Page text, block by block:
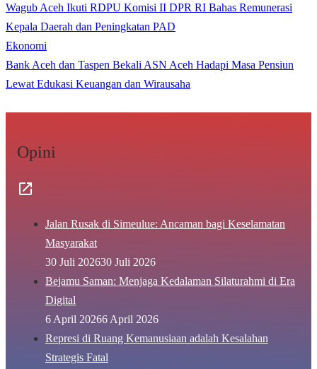
Wagub Aceh Ikuti RDPU Komisi II DPR RI Bahas Remunerasi
Kepala Daerah dan Peningkatan PAD
Ekonomi
Bank Aceh dan Taspen Bekali ASN Aceh Hadapi Masa Pensiun
Lewat Edukasi Keuangan dan Wirausaha
Opini
Jalan Rusak di Simeulue: Ancaman bagi Keselamatan
Masyarakat
30 Juli 202630 Juli 2026
Bejamu Saman: Menjaga Kedalaman Silaturahmi di Era
Digital
6 April 20266 April 2026
Represi di Ruang Kemanusiaan adalah Kesalahan
Strategis Fatal